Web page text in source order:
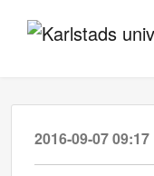
2016-09-07 09:17